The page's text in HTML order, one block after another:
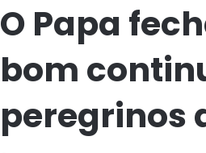
O Papa
bom
peregrinos